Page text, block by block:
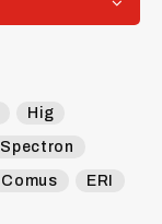
Hig
Spectron
Comus ERI